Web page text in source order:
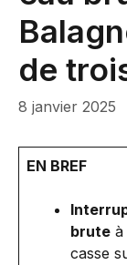
de
8 janvier 2025
EN BREF
brute
casse